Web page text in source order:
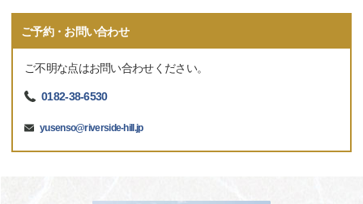
ご予約・お問い合わせ
ご不明な点はお問い合わせください。
0182-38-6530
yusenso@riverside-hill.jp